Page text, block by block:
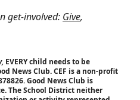
get-involved: Give,
EVERY child needs to be
News Club.CEF is a non-profit
Good News Club is
The School District neither